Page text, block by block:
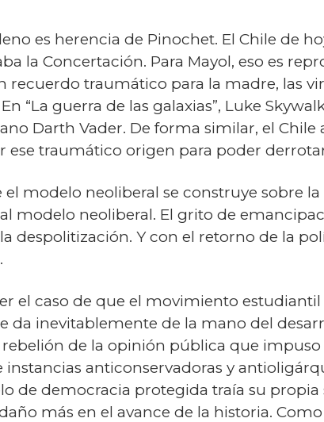
es herencia de Pinochet. El Chile de
la Concertación. Para Mayol, eso es
traumático para la madre, las
“La guerra de las galaxias”, Luke
Darth Vader. De forma similar, el
traumático origen para poder
modelo neoliberal se construye sobre
al modelo neoliberal. El grito de
despolitización. Y con el retorno de la
el caso de que el movimiento
da inevitablemente de la mano del
de la opinión pública que impuso
anticonservadoras y
de democracia protegida traía su
más en el avance de la historia.